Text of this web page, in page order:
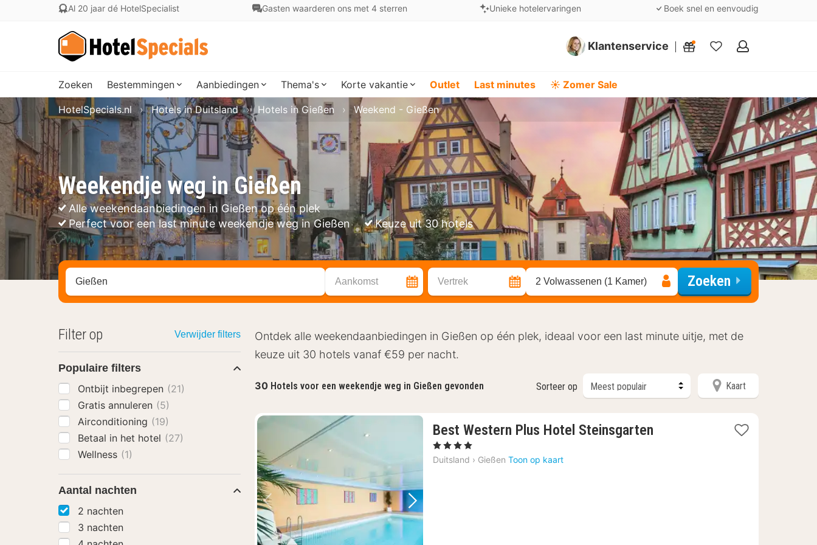
Al 20 jaar dé HotelSpecialist Gasten waarderen ons met 4 sterren Unieke hotelervaringen Boek snel en eenvoudig
Klantenservice
Mijn
Zoeken Bestemmingen Aanbiedingen Thema's Korte vakantie Outlet Last minutes ☀️ Zomer Sale
Weekendje weg in Gießen
Alle weekendaanbiedingen in Gießen op één plek
Perfect voor een last minute weekendje weg in Gießen
Keuze uit 30 hotels
HotelSpecials.nl Hotels in Duitsland Hotels in Gießen Weekend - Gießen
Zoek op hotel, regio of stad Aankomst Vertrek 2 Volwassenen (1 Kamer) Zoeken
Ontdek alle weekendaanbiedingen in Gießen op één plek, ideaal voor een last minute uitje, met de
keuze uit 30 hotels vanaf €59 per nacht.
30 Hotels voor een weekendje weg in Gießen gevonden Sorteer op Kaart
Vorige foto Volgende foto
Best Western Plus Hotel Steinsgarten
, 4 Sterren
Duitsland › Gießen Toon op kaart
Filter op Verwijder filters
Populaire filters
Ontbijt inbegrepen (21)
Gratis annuleren (5)
Airconditioning (19)
Betaal in het hotel (27)
Wellness (1)
Aantal nachten
2 nachten
3 nachten